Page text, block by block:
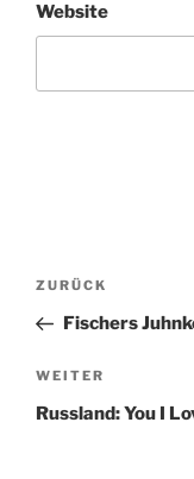
Website
Vorheriger
Beitrag
ZURÜCK
Fischers
Nächster
Beitrag
WEITER
Russland: You I